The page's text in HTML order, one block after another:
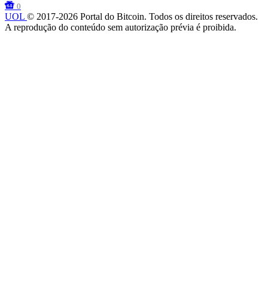
0
UOL © 2017-2026 Portal do Bitcoin. Todos os direitos reservados.
A reprodução do conteúdo sem autorização prévia é proibida.